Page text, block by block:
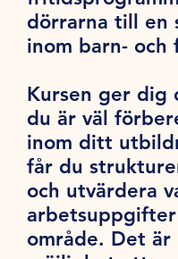
dörrarna till en
inom barn- och
Kursen ger dig
du är väl
inom ditt
får du
och utvärdera
område. Det är